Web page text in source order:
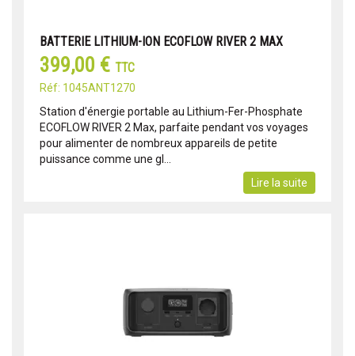
BATTERIE LITHIUM-ION ECOFLOW RIVER 2 MAX
399,00 € TTC
Réf: 1045ANT1270
Station d'énergie portable au Lithium-Fer-Phosphate
ECOFLOW RIVER 2 Max, parfaite pendant vos voyages
pour alimenter de nombreux appareils de petite
puissance comme une gl...
Lire la suite